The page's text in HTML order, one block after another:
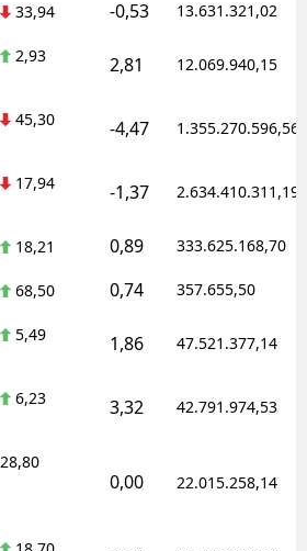
33,94 -0,53 13.631.321,02
2,93 2,81 12.069.940,15
45,30 -4,47 1.355.270.596,56
17,94 -1,37 2.634.410.311,19
18,21 0,89 333.625.168,70
68,50 0,74 357.655,50
5,49 1,86 47.521.377,14
6,23 3,32 42.791.974,53
28,80
0,00 22.015.258,14